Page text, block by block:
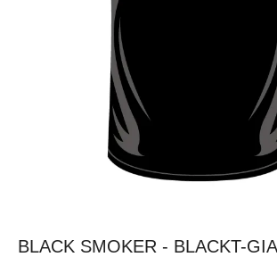
BLACK SMOKER - BLACKT-